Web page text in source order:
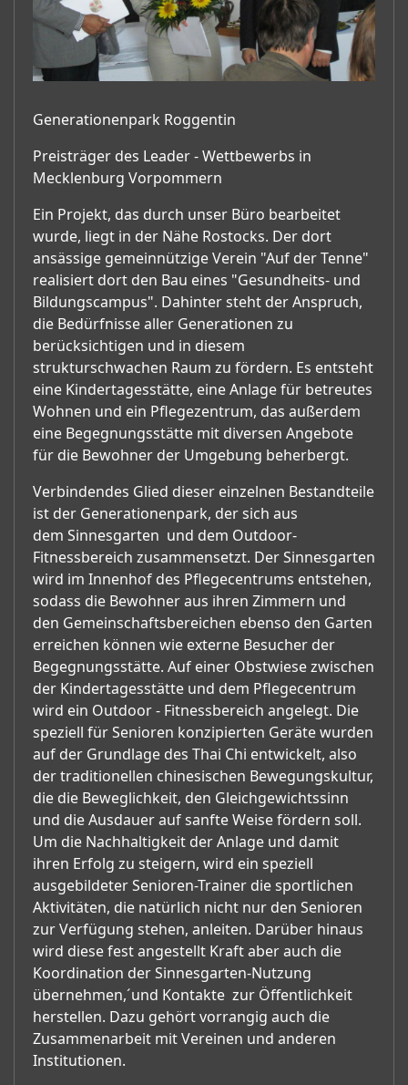
Generationenpark Roggentin
Preisträger des Leader - Wettbewerbs in
Mecklenburg Vorpommern
Ein Projekt, das durch unser Büro bearbeitet
wurde, liegt in der Nähe Rostocks. Der dort
ansässige gemeinnützige Verein "Auf der Tenne"
realisiert dort den Bau eines "Gesundheits- und
Bildungscampus". Dahinter steht der Anspruch,
die Bedürfnisse aller Generationen zu
berücksichtigen und in diesem
strukturschwachen Raum zu fördern. Es entsteht
eine Kindertagesstätte, eine Anlage für betreutes
Wohnen und ein Pflegezentrum, das außerdem
eine Begegnungsstätte mit diversen Angebote
für die Bewohner der Umgebung beherbergt.
Verbindendes Glied dieser einzelnen Bestandteile
ist der Generationenpark, der sich aus
dem Sinnesgarten und dem Outdoor-
Fitnessbereich zusammensetzt. Der Sinnesgarten
wird im Innenhof des Pflegecentrums entstehen,
sodass die Bewohner aus ihren Zimmern und
den Gemeinschaftsbereichen ebenso den Garten
erreichen können wie externe Besucher der
Begegnungsstätte. Auf einer Obstwiese zwischen
der Kindertagesstätte und dem Pflegecentrum
wird ein Outdoor - Fitnessbereich angelegt. Die
speziell für Senioren konzipierten Geräte wurden
auf der Grundlage des Thai Chi entwickelt, also
der traditionellen chinesischen Bewegungskultur,
die die Beweglichkeit, den Gleichgewichtssinn
und die Ausdauer auf sanfte Weise fördern soll.
Um die Nachhaltigkeit der Anlage und damit
ihren Erfolg zu steigern, wird ein speziell
ausgebildeter Senioren-Trainer die sportlichen
Aktivitäten, die natürlich nicht nur den Senioren
zur Verfügung stehen, anleiten. Darüber hinaus
wird diese fest angestellt Kraft aber auch die
Koordination der Sinnesgarten-Nutzung
übernehmen,´und Kontakte zur Öffentlichkeit
herstellen. Dazu gehört vorrangig auch die
Zusammenarbeit mit Vereinen und anderen
Institutionen.